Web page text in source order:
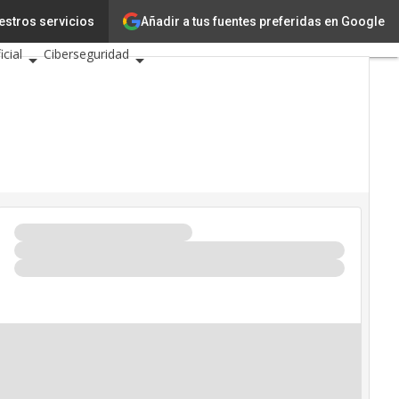
Añadir a tus fuentes preferidas en Google
serviciosCiencia
Ciberseguridad